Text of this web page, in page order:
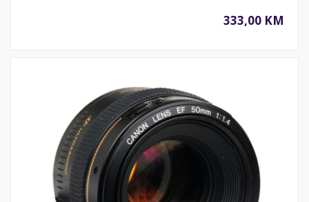
333,00 KM